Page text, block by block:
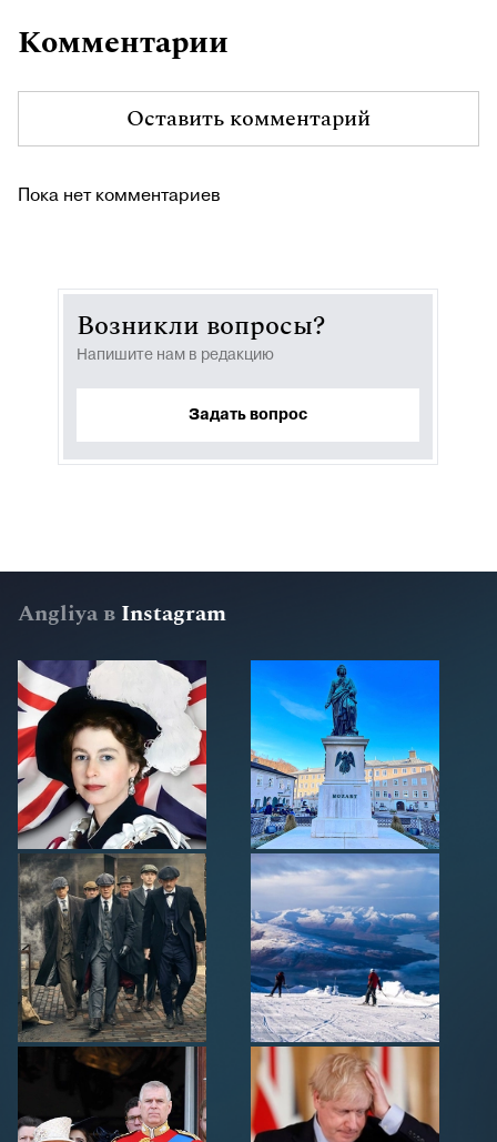
Комментарии
Оставить комментарий
Пока нет комментариев
Возникли вопросы?
Напишите нам в редакцию
Задать вопрос
Angliya в Instagram